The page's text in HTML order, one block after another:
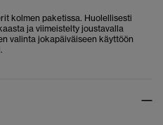
kolmen paketissa. Huolellisesti
ja viimeistelty joustavalla
valinta jokapäiväiseen käyttöön